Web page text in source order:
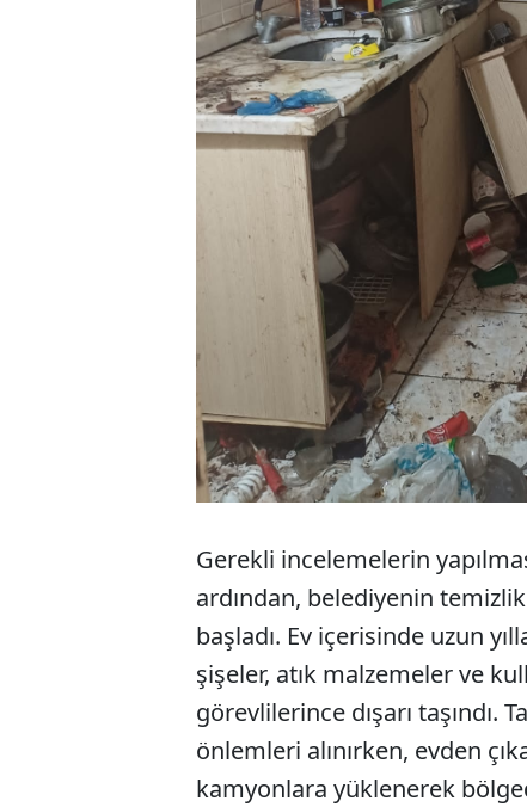
Gerekli incelemelerin
ardından, belediyenin
başladı. Ev içerisinde uzun
şişeler, atık malzemeler ve
görevlilerince dışarı taşındı.
önlemleri alınırken, evden
kamyonlara yüklenerek